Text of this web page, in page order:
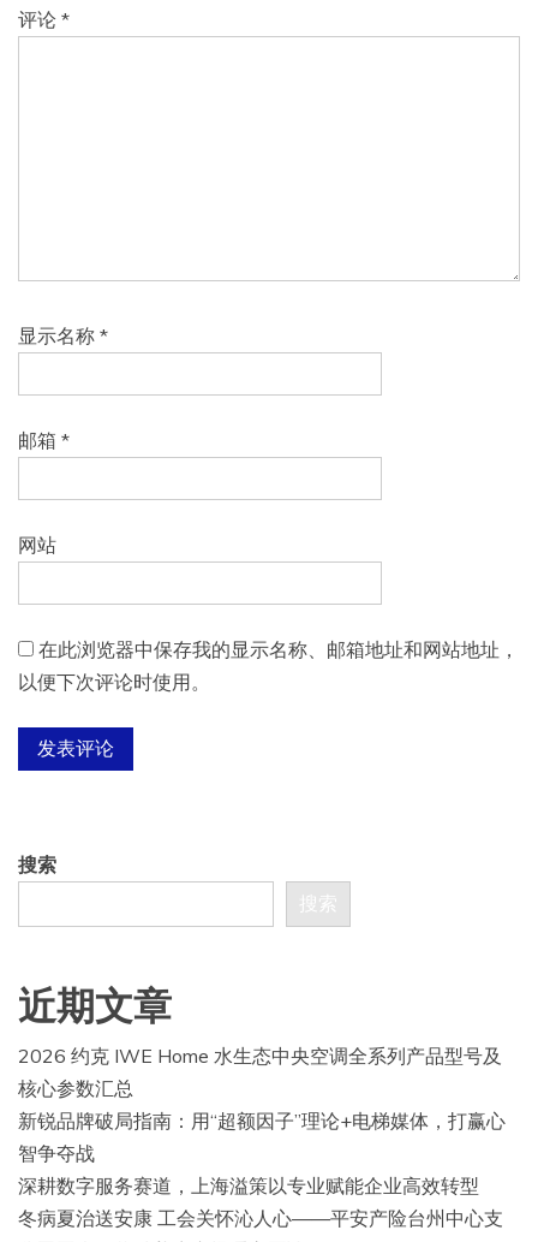
评论 *
显示名称 *
邮箱 *
网站
在此浏览器中保存我的显示名称、邮箱地址和网站地址，
以便下次评论时使用。
搜索
搜索
近期文章
2026 约克 IWE Home 水生态中央空调全系列产品型号及
核心参数汇总
新锐品牌破局指南：用“超额因子”理论+电梯媒体，打赢心
智争夺战
深耕数字服务赛道，上海溢策以专业赋能企业高效转型
冬病夏治送安康 工会关怀沁人心——平安产险台州中心支